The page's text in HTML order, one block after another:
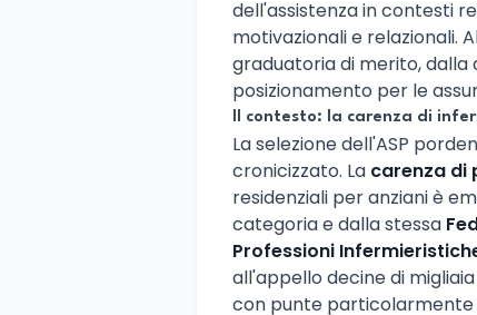
dell'assistenza in contesti
motivazionali e relazionali.
graduatoria di merito,
posizionamento per le
Il contesto: la carenza di
La selezione dell'ASP
cronicizzato. La carenza di
residenziali per anziani è
categoria e dalla stessa
Professioni
all'appello decine di
con punte